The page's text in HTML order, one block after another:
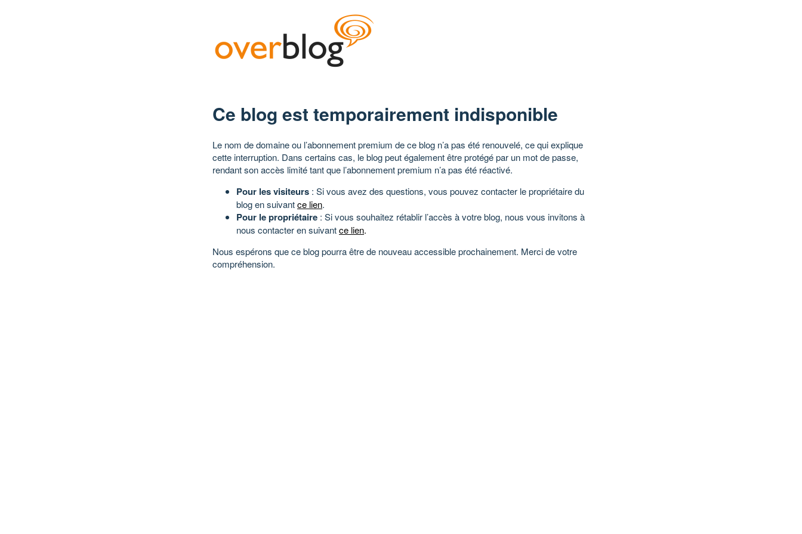
Ce blog est temporairement indisponible
Le nom de domaine ou l’abonnement premium de ce blog n’a pas été renouvelé, ce qui explique
cette interruption. Dans certains cas, le blog peut également être protégé par un mot de passe,
rendant son accès limité tant que l’abonnement premium n’a pas été réactivé.
Pour les visiteurs : Si vous avez des questions, vous pouvez contacter le propriétaire du
blog en suivantce lien.
Pour le propriétaire : Si vous souhaitez rétablir l’accès à votre blog, nous vous invitons à
nous contacter en suivantce lien.
Nous espérons que ce blog pourra être de nouveau accessible prochainement. Merci de votre
compréhension.